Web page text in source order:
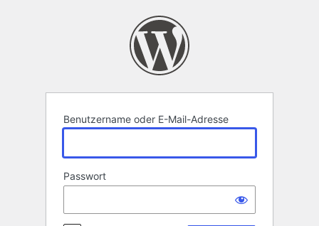
Benutzername oder E-Mail-Adresse
Passwort